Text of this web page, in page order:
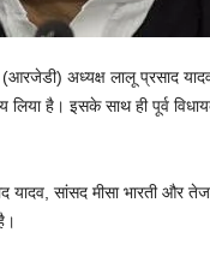
अध्यक्ष लालू प्रसाद
लिया है। इसके साथ ही पूर्व
सांसद मीसा भारती और